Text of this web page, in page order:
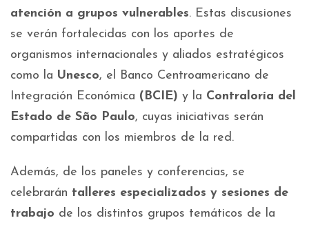
atención a grupos vulnerables. Estas discusiones
se verán fortalecidas con los aportes de
organismos internacionales y aliados estratégicos
como la Unesco, el Banco Centroamericano de
Integración Económica (BCIE) y la Contraloría del
Estado de São Paulo, cuyas iniciativas serán
compartidas con los miembros de la red.
Además, de los paneles y conferencias, se
celebrarán talleres especializados y sesiones de
trabajo de los distintos grupos temáticos de la